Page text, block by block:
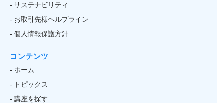
- サステナビリティ
- お取引先様ヘルプライン
- 個人情報保護方針
コンテンツ
- ホーム
- トピックス
- 講座を探す